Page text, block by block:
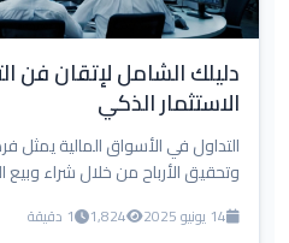
دليلك الشامل لإتقان فن
الاستثمار الذكي
التداول في الأسواق المالية يمثل
وتحقيق الأرباح من خلال شراء وبيع
14 يونيو 2025 1,824 1 دقيقة